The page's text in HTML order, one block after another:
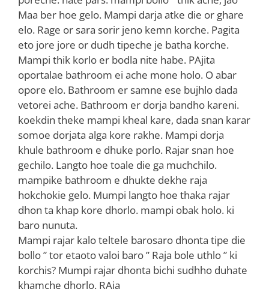
Maa ber hoe gelo. Mampi darja atke die or ghare
elo. Rage or sara sorir jeno kemn korche. Pagita
eto jore jore or dudh tipeche je batha korche.
Mampi thik korlo er bodla nite habe. PAjita
oportalae bathroom ei ache mone holo. O abar
opore elo. Bathroom er samne ese bujhlo dada
vetorei ache. Bathroom er dorja bandho kareni.
koekdin theke mampi kheal kare, dada snan karar
somoe dorjata alga kore rakhe. Mampi dorja
khule bathroom e dhuke porlo. Rajar snan hoe
gechilo. Langto hoe toale die ga muchchilo.
mampike bathroom e dhukte dekhe raja
hokchokie gelo. Mumpi langto hoe thaka rajar
dhon ta khap kore dhorlo. mampi obak holo. ki
baro nunuta.
Mampi rajar kalo teltele barosaro dhonta tipe die
bollo ” tor etaoto valoi baro ” Raja bole uthlo ” ki
korchis? Mumpi rajar dhonta bichi sudhho duhate
khamche dhorlo. RAja